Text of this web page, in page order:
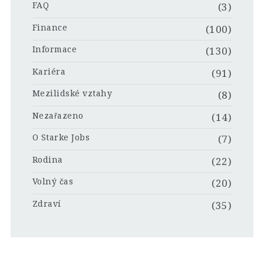
FAQ (3)
Finance (100)
Informace (130)
Kariéra (91)
Mezilidské vztahy (8)
Nezařazeno (14)
O Starke Jobs (7)
Rodina (22)
Volný čas (20)
Zdraví (35)